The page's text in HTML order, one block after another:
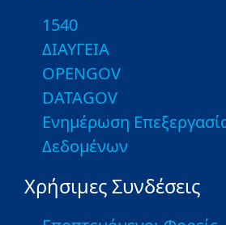
1540
ΔΙΑΥΓΕΙΑ
OPENGOV
DATAGOV
Ενημέρωση
Δεδομένων
Χρήσιμες Συνδέσεις